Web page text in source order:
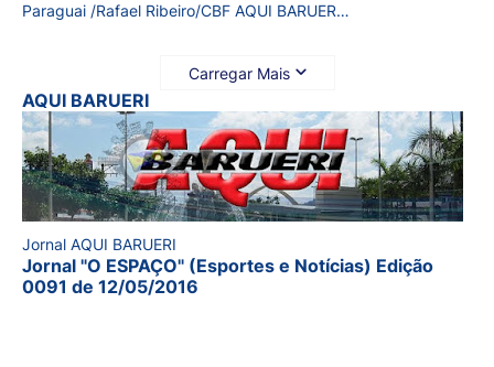
Paraguai /Rafael Ribeiro/CBF AQUI BARUER…
Carregar Mais
AQUI BARUERI
Jornal AQUI BARUERI
Jornal "O ESPAÇO" (Esportes e Notícias) Edição
0091 de 12/05/2016